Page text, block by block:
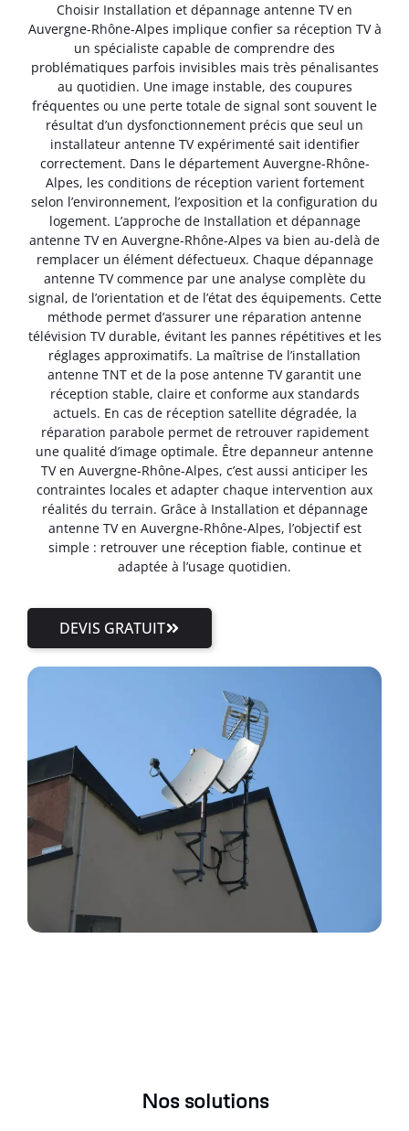
Choisir Installation et dépannage antenne TV en
Auvergne-Rhône-Alpes implique confier sa réception TV à
un spécialiste capable de comprendre des
problématiques parfois invisibles mais très pénalisantes
au quotidien. Une image instable, des coupures
fréquentes ou une perte totale de signal sont souvent le
résultat d’un dysfonctionnement précis que seul un
installateur antenne TV expérimenté sait identifier
correctement. Dans le département Auvergne-Rhône-
Alpes, les conditions de réception varient fortement
selon l’environnement, l’exposition et la configuration du
logement. L’approche de Installation et dépannage
antenne TV en Auvergne-Rhône-Alpes va bien au-delà de
remplacer un élément défectueux. Chaque dépannage
antenne TV commence par une analyse complète du
signal, de l’orientation et de l’état des équipements. Cette
méthode permet d’assurer une réparation antenne
télévision TV durable, évitant les pannes répétitives et les
réglages approximatifs. La maîtrise de l’installation
antenne TNT et de la pose antenne TV garantit une
réception stable, claire et conforme aux standards
actuels. En cas de réception satellite dégradée, la
réparation parabole permet de retrouver rapidement
une qualité d’image optimale. Être depanneur antenne
TV en Auvergne-Rhône-Alpes, c’est aussi anticiper les
contraintes locales et adapter chaque intervention aux
réalités du terrain. Grâce à Installation et dépannage
antenne TV en Auvergne-Rhône-Alpes, l’objectif est
simple : retrouver une réception fiable, continue et
adaptée à l’usage quotidien.
DEVIS GRATUIT
Nos solutions